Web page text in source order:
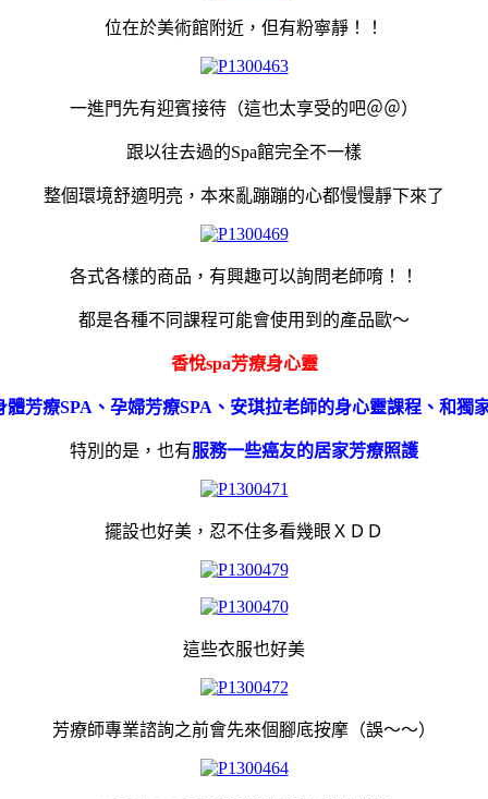
位在於美術館附近，但有粉寧靜！！
一進門先有迎賓接待（這也太享受的吧＠＠）
跟以往去過的Spa館完全不一樣
整個環境舒適明亮，本來亂蹦蹦的心都慢慢靜下來了
各式各樣的商品，有興趣可以詢問老師唷！！
都是各種不同課程可能會使用到的產品歐～
香悅spa芳療身心靈
體芳療SPA、孕婦芳療SPA、安琪拉老師的身心靈課程、和獨
特別的是，也有服務一些癌友的居家芳療照護
擺設也好美，忍不住多看幾眼ＸＤＤ
這些衣服也好美
芳療師專業諮詢之前會先來個腳底按摩（誤～～）